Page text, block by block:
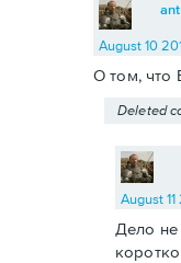
August 10
О том, что
Deleted
August 11
Дело не